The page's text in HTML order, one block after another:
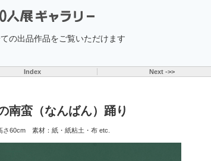
の出品作品をご覧いただけます
Index Next ->>
南蛮（なんばん）踊り
さ60cm 素材：紙・紙粘土・布 etc.